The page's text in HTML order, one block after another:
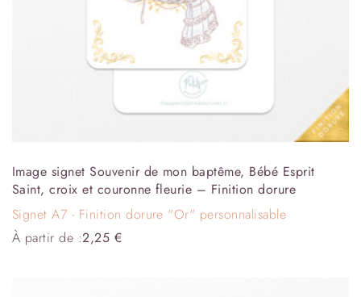
Image signet Souvenir de mon baptême, Bébé Esprit
Saint, croix et couronne fleurie – Finition dorure
Signet A7 - Finition dorure "Or" personnalisable
À partir de :2,25 €